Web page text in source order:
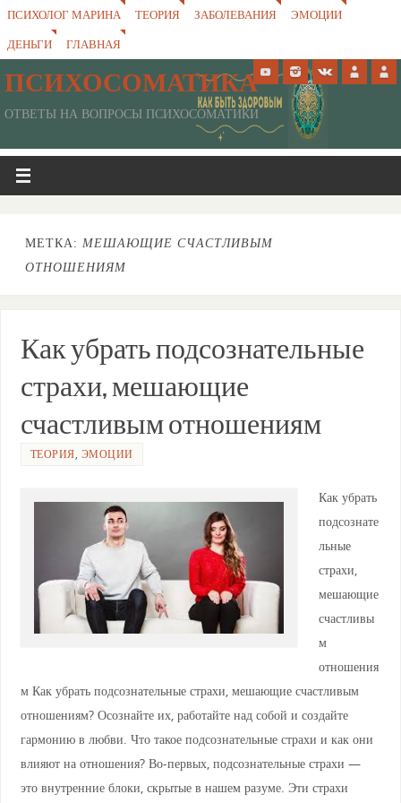
ПСИХОЛОГ МАРИНА ТЕОРИЯ ЗАБОЛЕВАНИЯ
ЭМОЦИИ
ДЕНЬГИ
ГЛАВНАЯ
ПСИХОСОМАТИКА
ОТВЕТЫ НА ВОПРОСЫ ПСИХОСОМАТИКИ
МЕТКА: МЕШАЮЩИЕ СЧАСТЛИВЫМ
ОТНОШЕНИЯМ
Как убрать подсознательные
страхи, мешающие
счастливым отношениям
ТЕОРИЯ, ЭМОЦИИ
Как убрать
подсознате
льные
страхи,
мешающие
счастливы
м
отношения
м Как убрать подсознательные страхи, мешающие счастливым
отношениям? Осознайте их, работайте над собой и создайте
гармонию в любви. Что такое подсознательные страхи и как они
влияют на отношения? Во-первых, подсознательные страхи —
это внутренние блоки, скрытые в нашем разуме. Эти страхи